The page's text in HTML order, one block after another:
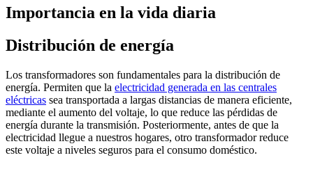
Importancia en la vida diaria
Distribución de energía
Los transformadores son fundamentales para la distribución de
energía. Permiten que la electricidad generada en las centrales
eléctricas sea transportada a largas distancias de manera eficiente,
mediante el aumento del voltaje, lo que reduce las pérdidas de
energía durante la transmisión. Posteriormente, antes de que la
electricidad llegue a nuestros hogares, otro transformador reduce
este voltaje a niveles seguros para el consumo doméstico.